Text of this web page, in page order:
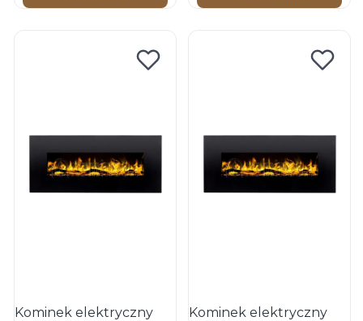
Kominek elektryczny
Kominek elektryczny